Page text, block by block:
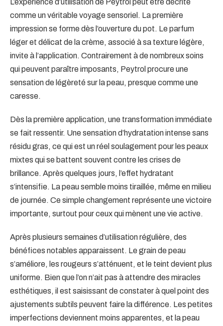
comme un véritable voyage sensoriel. La première
impression se forme dès l’ouverture du pot. Le parfum
léger et délicat de la crème, associé à sa texture légère,
invite à l’application. Contrairement à de nombreux soins
qui peuvent paraître imposants, Peytrol procure une
sensation de légèreté sur la peau, presque comme une
caresse.
Dès la première application, une transformation immédiate
se fait ressentir. Une sensation d’hydratation intense sans
résidu gras, ce qui est un réel soulagement pour les peaux
mixtes qui se battent souvent contre les crises de
brillance. Après quelques jours, l’effet hydratant
s’intensifie. La peau semble moins tiraillée, même en milieu
de journée. Ce simple changement représente une victoire
importante, surtout pour ceux qui mènent une vie active.
Après plusieurs semaines d’utilisation régulière, des
bénéfices notables apparaissent. Le grain de peau
s’améliore, les rougeurs s’atténuent, et le teint devient plus
uniforme. Bien que l’on n’ait pas à attendre des miracles
esthétiques, il est saisissant de constater à quel point des
ajustements subtils peuvent faire la différence. Les petites
imperfections deviennent moins apparentes, et la peau